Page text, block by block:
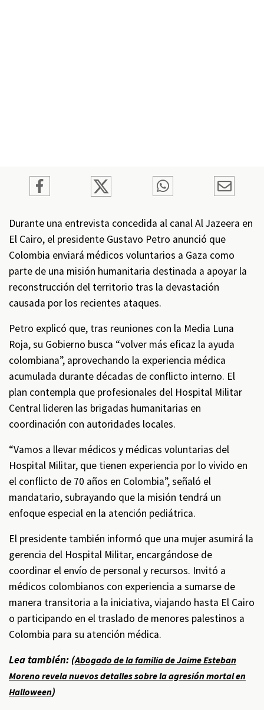
Durante una entrevista concedida al canal Al Jazeera en
El Cairo, el presidente Gustavo Petro anunció que
Colombia enviará médicos voluntarios a Gaza como
parte de una misión humanitaria destinada a apoyar la
reconstrucción del territorio tras la devastación
causada por los recientes ataques.
Petro explicó que, tras reuniones con la Media Luna
Roja, su Gobierno busca “volver más eficaz la ayuda
colombiana”, aprovechando la experiencia médica
acumulada durante décadas de conflicto interno. El
plan contempla que profesionales del Hospital Militar
Central lideren las brigadas humanitarias en
coordinación con autoridades locales.
“Vamos a llevar médicos y médicas voluntarias del
Hospital Militar, que tienen experiencia por lo vivido en
el conflicto de 70 años en Colombia”, señaló el
mandatario, subrayando que la misión tendrá un
enfoque especial en la atención pediátrica.
El presidente también informó que una mujer asumirá la
gerencia del Hospital Militar, encargándose de
coordinar el envío de personal y recursos. Invitó a
médicos colombianos con experiencia a sumarse de
manera transitoria a la iniciativa, viajando hasta El Cairo
o participando en el traslado de menores palestinos a
Colombia para su atención médica.
Lea también: (Abogado de la familia de Jaime Esteban
Moreno revela nuevos detalles sobre la agresión mortal en
Halloween)